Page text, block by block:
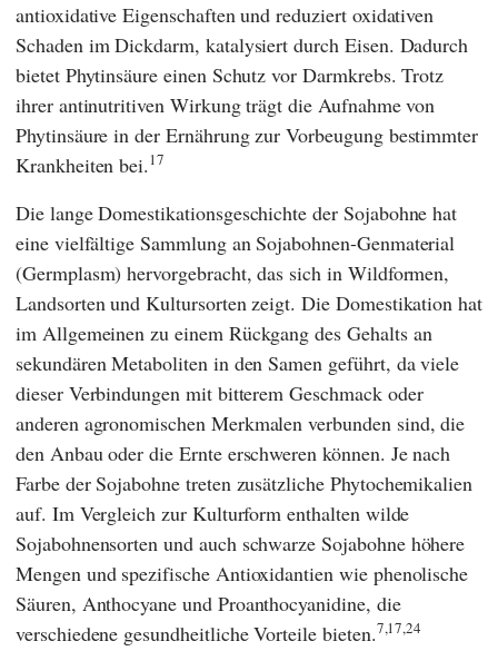
antioxidative Eigenschaften und reduziert oxidativen
Schaden im Dickdarm, katalysiert durch Eisen. Dadurch
bietet Phytinsäure einen Schutz vor Darmkrebs. Trotz
ihrer antinutritiven Wirkung trägt die Aufnahme von
Phytinsäure in der Ernährung zur Vorbeugung bestimmter
Krankheiten bei.17
Die lange Domestikationsgeschichte der Sojabohne hat
eine vielfältige Sammlung an Sojabohnen-Genmaterial
(Germplasm) hervorgebracht, das sich in Wildformen,
Landsorten und Kultursorten zeigt. Die Domestikation hat
im Allgemeinen zu einem Rückgang des Gehalts an
sekundären Metaboliten in den Samen geführt, da viele
dieser Verbindungen mit bitterem Geschmack oder
anderen agronomischen Merkmalen verbunden sind, die
den Anbau oder die Ernte erschweren können. Je nach
Farbe der Sojabohne treten zusätzliche Phytochemikalien
auf. Im Vergleich zur Kulturform enthalten wilde
Sojabohnensorten und auch schwarze Sojabohne höhere
Mengen und spezifische Antioxidantien wie phenolische
Säuren, Anthocyane und Proanthocyanidine, die
verschiedene gesundheitliche Vorteile bieten.7,17,24